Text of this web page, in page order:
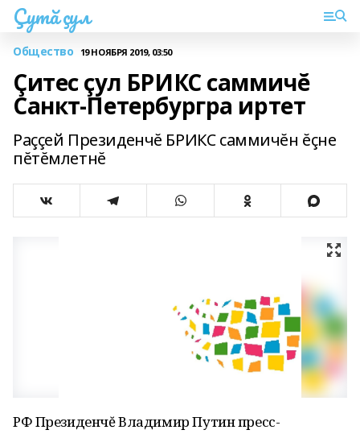
Çутă çул
Общество 19 НОЯБРЯ 2019, 03:50
Çитес çул БРИКС саммичĕ
Санкт-Петербургра иртет
Раççей Президенчĕ БРИКС саммичĕн ĕçне
пĕтĕмлетнĕ
РФ Президенчĕ Владимир Путин пресс-